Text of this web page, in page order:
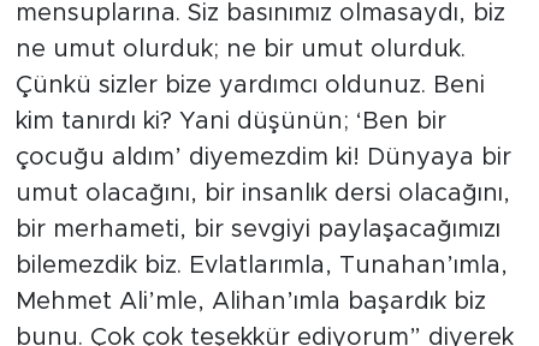
mensuplarına. Siz basınımız olmasaydı, biz
ne umut olurduk; ne bir umut olurduk.
Çünkü sizler bize yardımcı oldunuz. Beni
kim tanırdı ki? Yani düşünün; ‘Ben bir
çocuğu aldım’ diyemezdim ki! Dünyaya bir
umut olacağını, bir insanlık dersi olacağını,
bir merhameti, bir sevgiyi paylaşacağımızı
bilemezdik biz. Evlatlarımla, Tunahan’ımla,
Mehmet Ali’mle, Alihan’ımla başardık biz
bunu. Çok çok teşekkür ediyorum” diyerek